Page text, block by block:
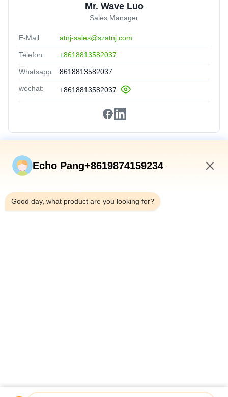
Mr. Wave Luo
Sales Manager
E-Mail: atnj-sales@szatnj.com
Telefon: +8618813582037
Whatsapp: 8618813582037
wechat: +8618813582037
Schnelle Verbindungen
Produkte
Über Uns
© 2026 Shenzhen Atnj Communication Technology Co., Ltd.. All Rights
Echo Pang+8619874159234
Good day, what product are you looking for?